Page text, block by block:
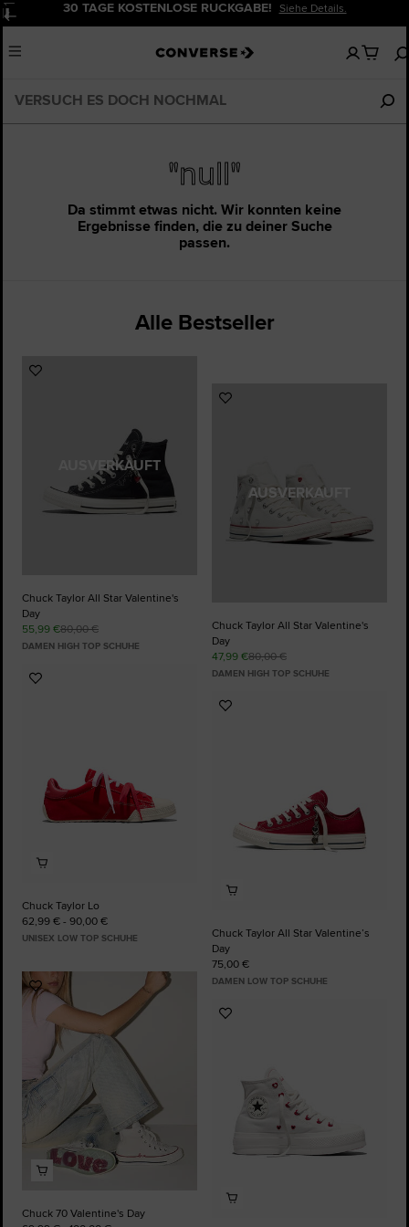
Pause 30 TAGE KOSTENLOSE RÜCKGABE! Siehe Details.
Menu
Keine
artikel
deinem
"null"
Da stimmt etwas nicht. Wir konnten keine
Ergebnisse finden, die zu deiner Suche
passen.
Alle Bestseller
AUSVERKAUFT
Zu
Chuck Taylor All Star Valentine's
Day
55,99 €80,00 €
DAMEN HIGH TOP SCHUHE
AUSVERKAUFT
Zu
Chuck Taylor All Star Valentine's
Day
47,99 €80,00 €
DAMEN HIGH TOP SCHUHE
Zu
Chuck Taylor Lo
62,99 € - 90,00 €
UNISEX LOW TOP SCHUHE
Zu
Chuck Taylor All Star Valentine’s
Day
75,00 €
DAMEN LOW TOP SCHUHE
Zu
Favoriten
hinzufügen
Chuck 70 Valentine's Day
Zu